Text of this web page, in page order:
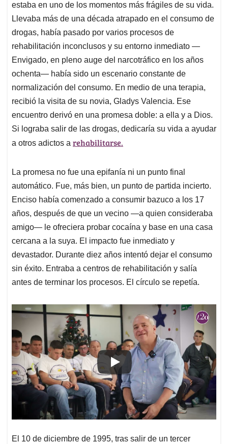
A
p
p
o
o
k
d
I
n
d
s
estaba en uno de los momentos más frágiles de su vida.
Llevaba más de una década atrapado en el consumo de
drogas, había pasado por varios procesos de
rehabilitación inconclusos y su entorno inmediato —
Envigado, en pleno auge del narcotráfico en los años
ochenta— había sido un escenario constante de
normalización del consumo. En medio de una terapia,
recibió la visita de su novia, Gladys Valencia. Ese
encuentro derivó en una promesa doble: a ella y a Dios.
Si lograba salir de las drogas, dedicaría su vida a ayudar
a otros adictos a rehabilitarse.
La promesa no fue una epifanía ni un punto final
automático. Fue, más bien, un punto de partida incierto.
Enciso había comenzado a consumir bazuco a los 17
años, después de que un vecino —a quien consideraba
amigo— le ofreciera probar cocaína y base en una casa
cercana a la suya. El impacto fue inmediato y
devastador. Durante diez años intentó dejar el consumo
sin éxito. Entraba a centros de rehabilitación y salía
antes de terminar los procesos. El círculo se repetía.
El 10 de diciembre de 1995, tras salir de un tercer